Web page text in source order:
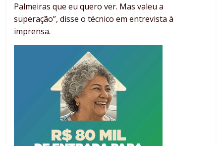
Palmeiras que eu quero ver. Mas valeu a
superação”, disse o técnico em entrevista à
imprensa.